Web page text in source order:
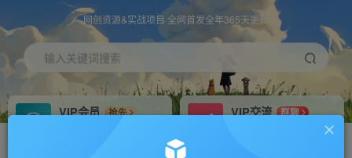
网创资源&实战项目 全网首发全年365天更新
输入关键词搜索
VIP会员
抢先
VIP交流
群聊
研究探讨更多创业项目路子。